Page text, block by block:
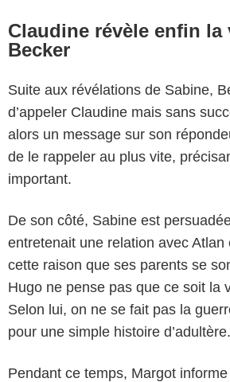
Claudine révèle enfin la
Becker
Suite aux révélations de Sabine,
d’appeler Claudine mais sans
alors un message sur son
de le rappeler au plus vite,
important.
De son côté, Sabine est
entretenait une relation avec Atlan
cette raison que ses parents se
Hugo ne pense pas que ce soit la
Selon lui, on ne se fait pas la
pour une simple histoire d’adultère.
Pendant ce temps, Margot